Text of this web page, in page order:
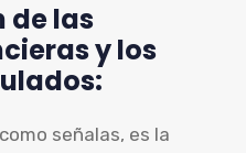
de las
y los
señalas, es la